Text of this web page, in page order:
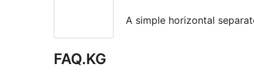
A simple horizontal
FAQ.KG